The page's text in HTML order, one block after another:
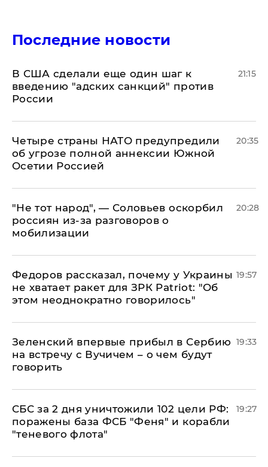
Последние новости
В США сделали еще один шаг к
введению "адских санкций" против
России
21:15
Четыре страны НАТО предупредили
об угрозе полной аннексии Южной
Осетии Россией
20:35
​"Не тот народ", — Соловьев оскорбил
россиян из-за разговоров о
мобилизации
20:28
Федоров рассказал, почему у Украины
не хватает ракет для ЗРК Patriot: "Об
этом неоднократно говорилось"
19:57
Зеленский впервые прибыл в Сербию
на встречу с Вучичем – о чем будут
говорить
19:33
СБС за 2 дня уничтожили 102 цели РФ:
поражены база ФСБ "Феня" и корабли
"теневого флота"
19:27